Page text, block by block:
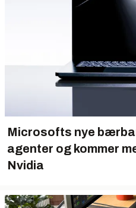
Microsofts nye
agenter og kommer
Nvidia